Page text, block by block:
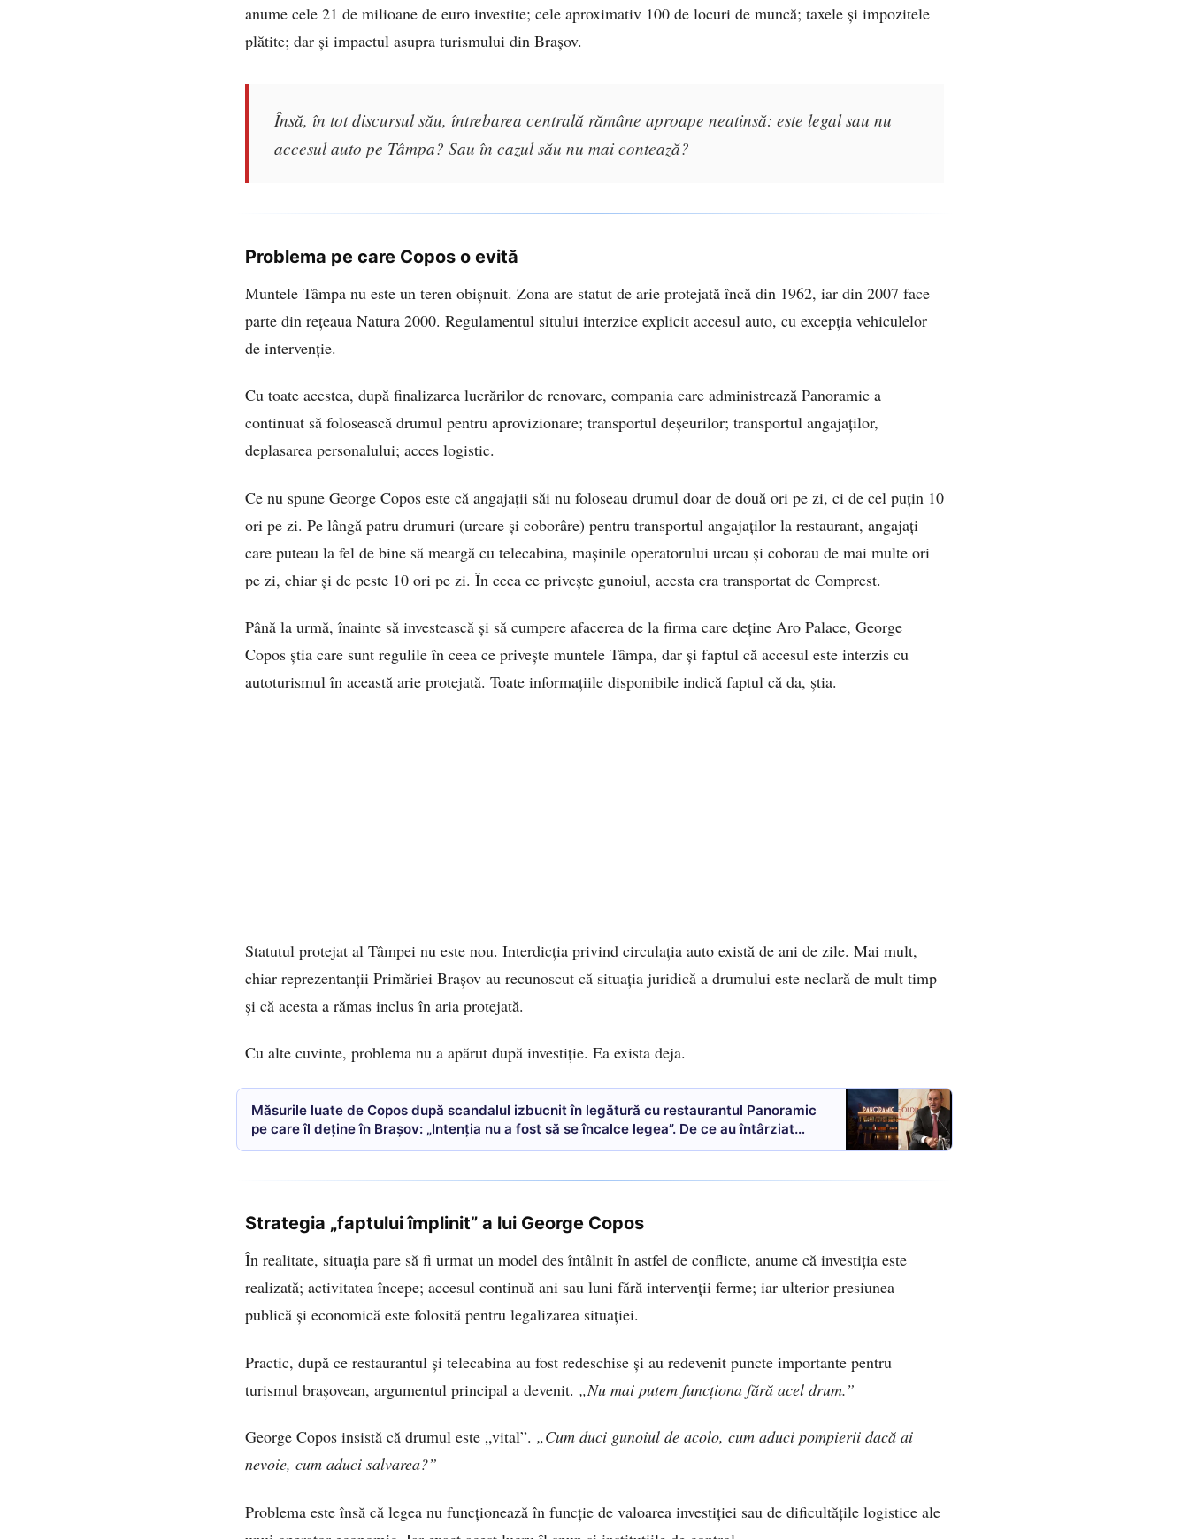
anume cele 21 de milioane de euro investite; cele aproximativ 100 de locuri de muncă; taxele și impozitele
plătite; dar și impactul asupra turismului din Brașov.
Însă, în tot discursul său, întrebarea centrală rămâne aproape neatinsă: este legal sau nu
accesul auto pe Tâmpa? Sau în cazul său nu mai contează?
Problema pe care Copos o evită
Muntele Tâmpa nu este un teren obișnuit. Zona are statut de arie protejată încă din 1962, iar din 2007 face
parte din rețeaua Natura 2000. Regulamentul sitului interzice explicit accesul auto, cu excepția vehiculelor
de intervenție.
Cu toate acestea, după finalizarea lucrărilor de renovare, compania care administrează Panoramic a
continuat să folosească drumul pentru aprovizionare; transportul deșeurilor; transportul angajaților,
deplasarea personalului; acces logistic.
Ce nu spune George Copos este că angajații săi nu foloseau drumul doar de două ori pe zi, ci de cel puțin 10
ori pe zi. Pe lângă patru drumuri (urcare și coborâre) pentru transportul angajaților la restaurant, angajați
care puteau la fel de bine să meargă cu telecabina, mașinile operatorului urcau și coborau de mai multe ori
pe zi, chiar și de peste 10 ori pe zi. În ceea ce privește gunoiul, acesta era transportat de Comprest.
Până la urmă, înainte să investească și să cumpere afacerea de la firma care deține Aro Palace, George
Copos știa care sunt regulile în ceea ce privește muntele Tâmpa, dar și faptul că accesul este interzis cu
autoturismul în această arie protejată. Toate informațiile disponibile indică faptul că da, știa.
Statutul protejat al Tâmpei nu este nou. Interdicția privind circulația auto există de ani de zile. Mai mult,
chiar reprezentanții Primăriei Brașov au recunoscut că situația juridică a drumului este neclară de mult timp
și că acesta a rămas inclus în aria protejată.
Cu alte cuvinte, problema nu a apărut după investiție. Ea exista deja.
Măsurile luate de Copos după scandalul izbucnit în legătură cu restaurantul Panoramic
pe care îl deține în Brașov: „Intenția nu a fost să se încalce legea”. De ce au întârziat
autorizațiile și ce spun autoritățile
Strategia „faptului împlinit” a lui George Copos
În realitate, situația pare să fi urmat un model des întâlnit în astfel de conflicte, anume că investiția este
realizată; activitatea începe; accesul continuă ani sau luni fără intervenții ferme; iar ulterior presiunea
publică și economică este folosită pentru legalizarea situației.
Practic, după ce restaurantul și telecabina au fost redeschise și au redevenit puncte importante pentru
turismul brașovean, argumentul principal a devenit. „Nu mai putem funcționa fără acel drum.”
George Copos insistă că drumul este „vital”. „Cum duci gunoiul de acolo, cum aduci pompierii dacă ai
nevoie, cum aduci salvarea?”
Problema este însă că legea nu funcționează în funcție de valoarea investiției sau de dificultățile logistice ale